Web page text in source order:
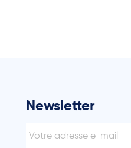
Newsletter